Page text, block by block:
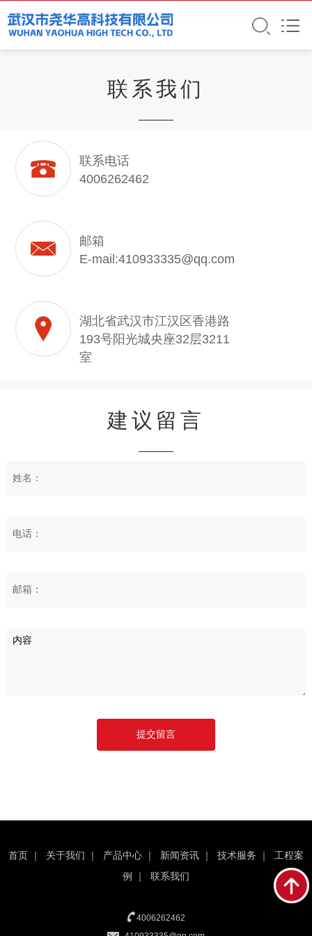
联系我们
联系电话
4006262462
邮箱
E-mail:410933335@qq.com
湖北省武汉市江汉区香港路
193号阳光城央座32层3211
室
建议留言
首页｜ 关于我们 ｜ 产品中心｜ 新闻资讯｜ 技术服务 ｜ 工程案
例
｜ 联系我们
4006262462